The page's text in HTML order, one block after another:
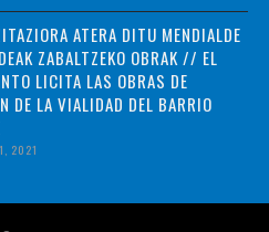
ATERA DITU MENDIALDE
ZABALTZEKO OBRAK // EL
LICITA LAS OBRAS DE
DE LA VIALIDAD DEL BARRIO
2021